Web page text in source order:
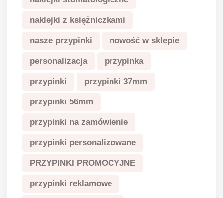
naklejki z księżniczkami
nasze przypinki nowość w sklepie
personalizacja przypinka
przypinki przypinki 37mm
przypinki 56mm
przypinki na zamówienie
przypinki personalizowane
PRZYPINKI PROMOCYJNE
przypinki reklamowe